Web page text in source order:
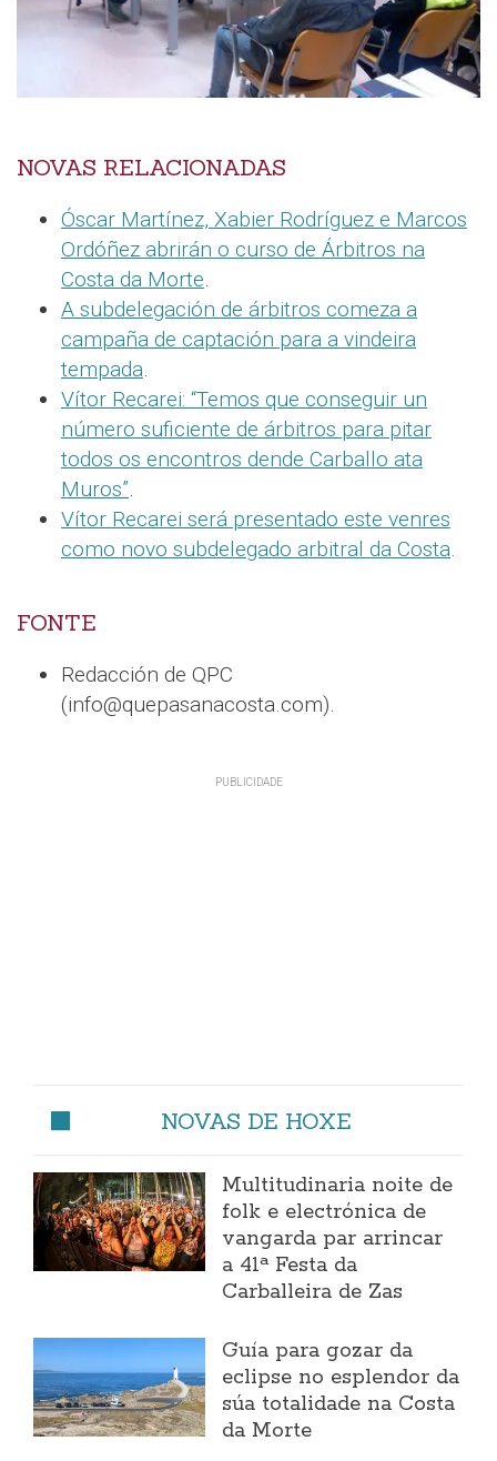
NOVAS RELACIONADAS
Óscar Martínez, Xabier Rodríguez e Marcos
Ordóñez abrirán o curso de Árbitros na
Costa da Morte.
A subdelegación de árbitros comeza a
campaña de captación para a vindeira
tempada.
Vítor Recarei: “Temos que conseguir un
número suficiente de árbitros para pitar
todos os encontros dende Carballo ata
Muros”.
Vítor Recarei será presentado este venres
como novo subdelegado arbitral da Costa.
FONTE
Redacción de QPC
(info@quepasanacosta.com).
NOVAS DE HOXE
Multitudinaria noite de
folk e electrónica de
vangarda par arrincar
a 41ª Festa da
Carballeira de Zas
Guía para gozar da
eclipse no esplendor da
súa totalidade na Costa
da Morte